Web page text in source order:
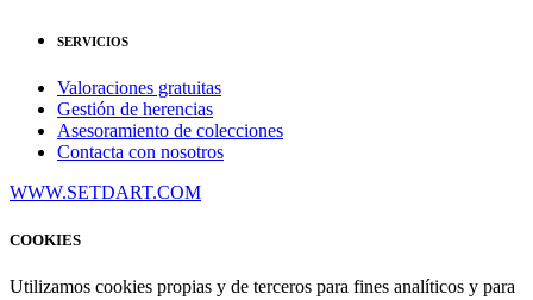
SERVICIOS
Valoraciones gratuitas
Gestión de herencias
Asesoramiento de colecciones
Contacta con nosotros
WWW.SETDART.COM
COOKIES
Utilizamos cookies propias y de terceros para fines analíticos y para